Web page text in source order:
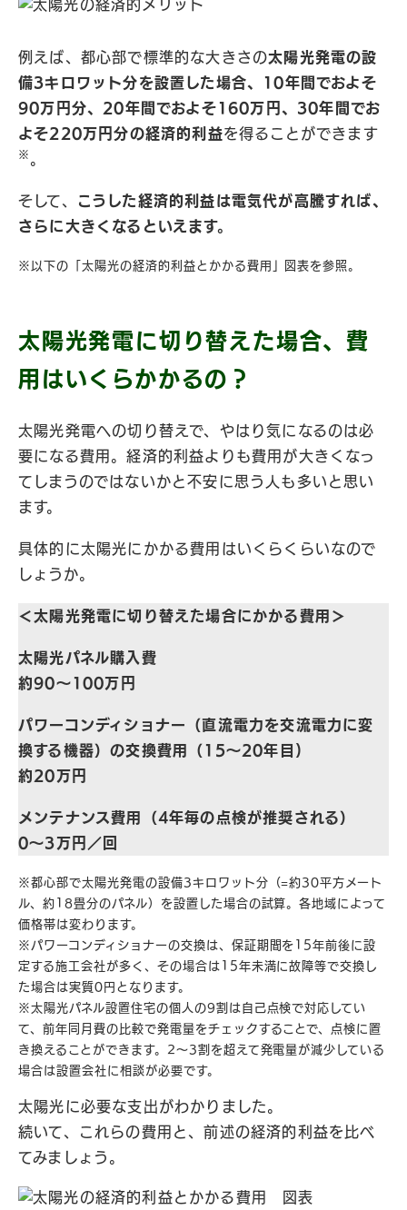
例えば、都心部で標準的な大きさの太陽光発電の設
備3キロワット分を設置した場合、10年間でおよそ
90万円分、20年間でおよそ160万円、30年間でお
よそ220万円分の経済的利益を得ることができます
※ 。
そして、
こうした経済的利益は電気代が高騰すれば、
さらに大きくなるといえます。
※以下の「太陽光の経済的利益とかかる費用」図表を参照。
太陽光発電に切り替えた場合、費
用はいくらかかるの？
太陽光発電への切り替えで、やはり気になるのは必
要になる費用。経済的利益よりも費用が大きくなっ
てしまうのではないかと不安に思う人も多いと思い
ます。
具体的に太陽光にかかる費用はいくらくらいなので
しょうか。
＜太陽光発電に切り替えた場合にかかる費用＞
太陽光パネル購入費
約90～100万円
パワーコンディショナー（直流電力を交流電力に変
換する機器）の交換費用（15～20年目)
約20万円
メンテナンス費用（4年毎の点検が推奨される）
0～3万円／回
※都心部で太陽光発電の設備3キロワット分（=約30平方メート
ル、約18畳分のパネル）を設置した場合の試算。各地域によって
価格帯は変わります。
※パワーコンディショナーの交換は、保証期間を15年前後に設
定する施工会社が多く、その場合は15年未満に故障等で交換し
た場合は実質0円となります。
※太陽光パネル設置住宅の個人の9割は自己点検で対応してい
て、前年同月費の比較で発電量をチェックすることで、点検に置
き換えることができます。2〜3割を超えて発電量が減少している
場合は設置会社に相談が必要です。
太陽光に必要な支出がわかりました。
続いて、これらの費用と、前述の経済的利益を比べ
てみましょう。